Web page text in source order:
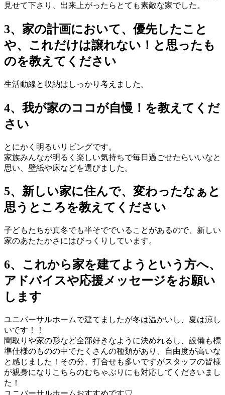
見せて下さり、出来上がったらとても素敵な家でした。
3、家の計画において、優先したこと
や、これだけは譲れない！と思ったも
のを教えてください
生活動線と収納はしっかり考えました。
4、我が家のココが自慢！を教えてくだ
さい
とにかく明るいリビングです。
家族みんなが明るく楽しい気持ちで毎日過ごせたらいいなと
思い、壁紙や床などを選びました。
5、新しい家に住んで、変わったなぁと
思うところを教えてください
子どもたちが真冬でも半そででいることがあるので、新しい
家のあたたかさにはびっくりしています。
6、これから家を建てようという方へ、
アドバイスや応援メッセージをお願い
します
ユニバーサルホームで建てましたが冬は温かいし、夏は涼し
いです！！
間取りや家の形など全部好きなように決めれるし、設備も標
準仕様のものの中でたくさんの種類があり、自由度が高いな
と感じました！その分、打合せも多いですがスタッフの皆様
が親身になりこちらのむちゃぶりにも対応してくださいまし
た！